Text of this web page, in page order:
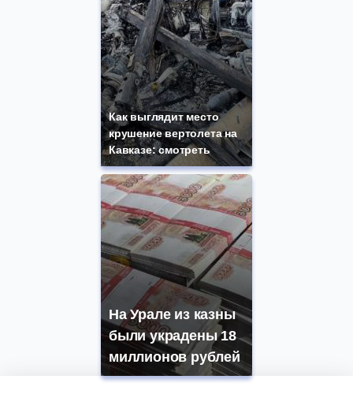
Как выглядит место
крушение вертолета на
Кавказе: смотреть
На Урале из казны
были украдены 18
миллионов рублей